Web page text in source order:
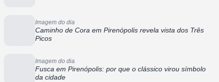
Imagem do dia
Caminho de Cora em Pirenópolis revela vista dos Três
Picos
Imagem do dia
Fusca em Pirenópolis: por que o clássico virou símbolo
da cidade